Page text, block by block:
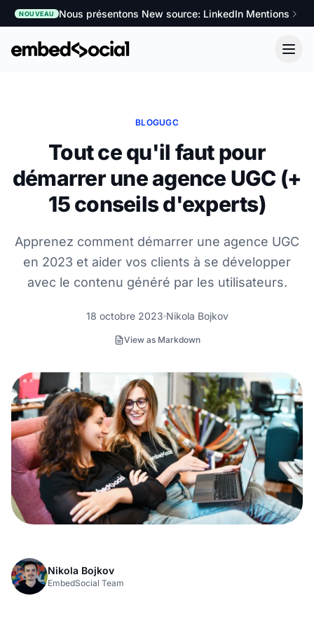
NOUVEAU Nous présentons New source: LinkedIn Mentions
BLOGUGC
Tout ce qu'il faut pour
démarrer une agence UGC (+
15 conseils d'experts)
Apprenez comment démarrer une agence UGC
en 2023 et aider vos clients à se développer
avec le contenu généré par les utilisateurs.
18 octobre 2023 Nikola Bojkov
View as Markdown
Nikola Bojkov
EmbedSocial Team